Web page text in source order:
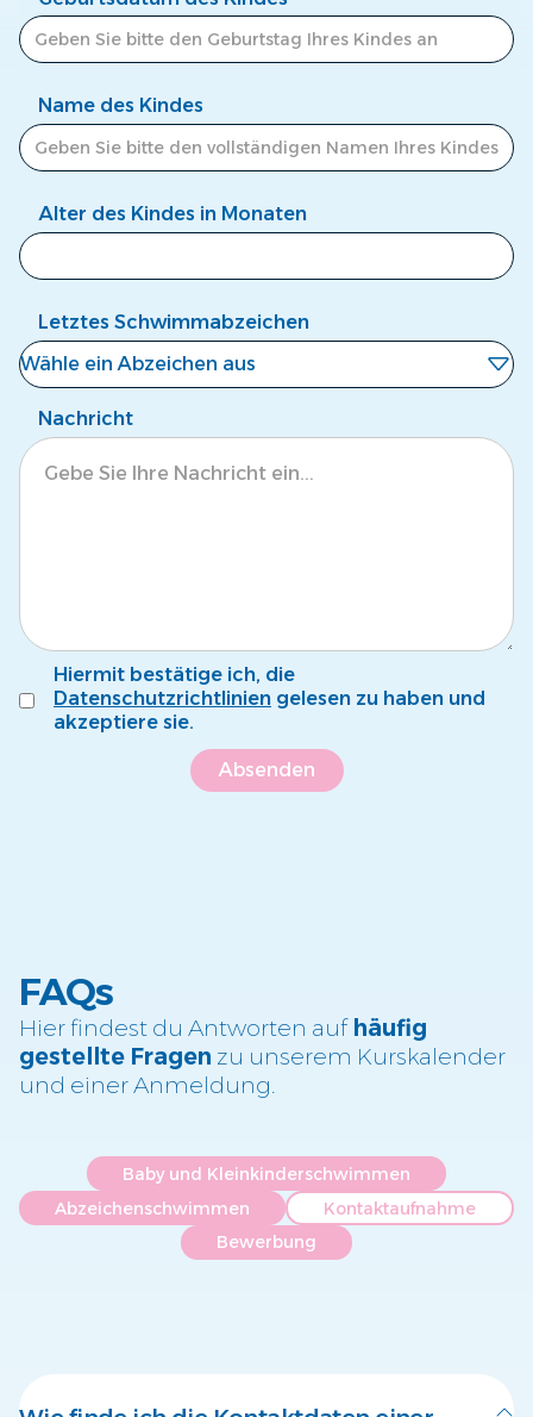
Name des Kindes
Alter des Kindes in Monaten
Letztes Schwimmabzeichen
Wähle ein Abzeichen aus
Noch kein Abzeichen
Fröschli
Seepferdli
Nachricht
Hiermit bestätige ich, die
Datenschutzrichtlinien gelesen zu haben und
akzeptiere sie.
FAQs
Hier findest du Antworten auf häufig
gestellte Fragen zu unserem Kurskalender
und einer Anmeldung.
Baby und Kleinkinderschwimmen
Abzeichenschwimmen
Kontaktaufnahme
Bewerbung